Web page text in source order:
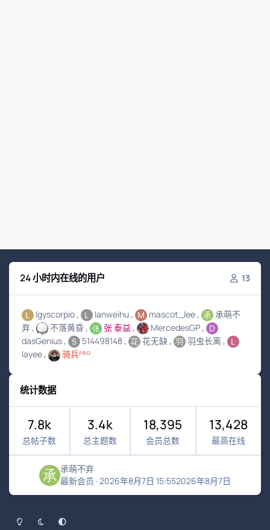
24 小时内在线的用户 13
lgyscorpio lanweihu mascot_lee
承萌不
弃
不落黄昏 张 泰益
MercedesGP
dasGenius
514498148 花无缺
羽虫长离
layee
骑兵ᴾᴿᴼ
统计数据
7.8k
总帖子数
3.4k
总主题数
18,395
会员总数
13,428
最高在线
承萌不弃
最新会员 ·2026年8月7日 15:552026年8月7日
浅色模式黑暗模式系统偏好